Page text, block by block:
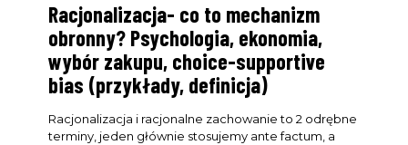
Racjonalizacja- co to mechanizm
obronny? Psychologia, ekonomia,
wybór zakupu, choice-supportive
bias (przykłady, definicja)
Racjonalizacja i racjonalne zachowanie to 2 odrębne
terminy, jeden głównie stosujemy ante factum, a